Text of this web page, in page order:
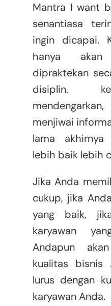
Mantra I want
senantiasa
ingin dicapai.
hanya
dipraktekan
disiplin.
menjiwai
lama
lebih baik lebih
Jika Anda
cukup, jika
yang baik,
karyawan
Andapun
kualitas bisnis
lurus dengan
karyawan Anda.